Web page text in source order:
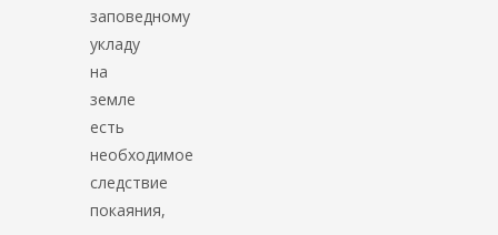
заповедному
укладу
на
земле
есть
необходимое
следствие
покаяния,